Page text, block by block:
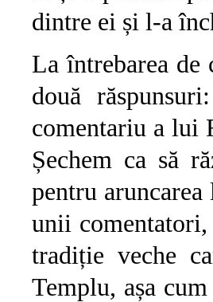
dintre ei și l-a
La întrebarea de
două
comentariu a lui
Șechem ca să
pentru
unii
tradiție veche
Templu, așa